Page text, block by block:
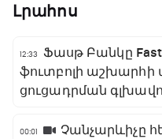
Լրահոս
12:33
Ֆասթ Բանկը Fast
ֆուտբոլի աշխարհի
ցուցադրման
00:01 Չանչարևիչը